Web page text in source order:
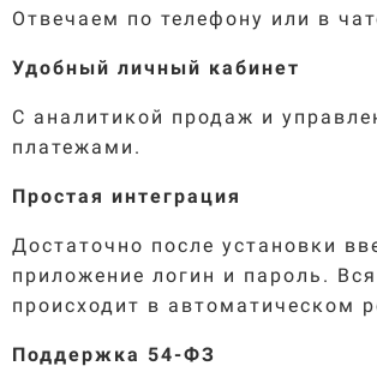
Отвечаем по телефону или в
Удобный личный кабинет
С аналитикой продаж и
платежами.
Простая интеграция
Достаточно после установки
приложение логин и пароль.
происходит в автоматическом
Поддержка 54-ФЗ